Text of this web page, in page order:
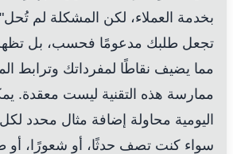
بخدمة العملاء، لكن المشكلة لم
تجعل طلبك مدعومًا فحسب، بل تظهر
مما يضيف نقاطًا لمفرداتك وترابط
ممارسة هذه التقنية ليست معقدة.
اليومية محاولة إضافة مثال محدد
سواء كنت تصف حدثًا، أو شعورًا، أو